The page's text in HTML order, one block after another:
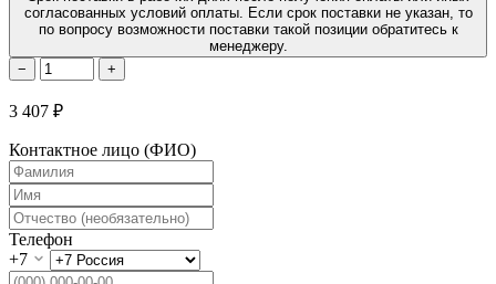
согласованных условий оплаты. Если срок поставки не указан, то
по вопросу возможности поставки такой позиции обратитесь к
менеджеру.
−
+
3 407 ₽
Контактное лицо (ФИО)
Телефон
+7